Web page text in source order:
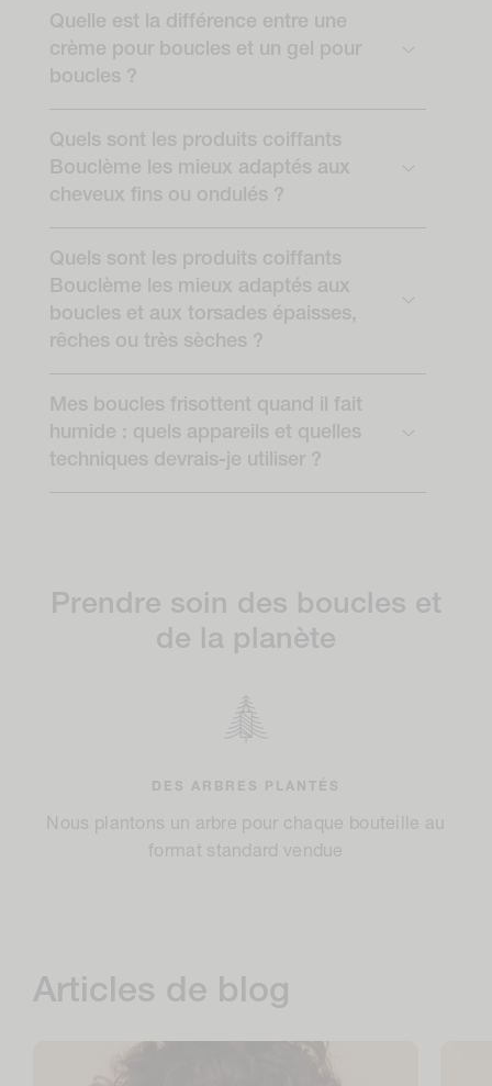
Quelle est la différence entre une
crème pour boucles et un gel pour
boucles ?
Quels sont les produits coiffants
Bouclème les mieux adaptés aux
cheveux fins ou ondulés ?
Quels sont les produits coiffants
Bouclème les mieux adaptés aux
boucles et aux torsades épaisses,
rêches ou très sèches ?
Mes boucles frisottent quand il fait
humide : quels appareils et quelles
techniques devrais-je utiliser ?
Prendre soin des boucles et
de la planète
DES ARBRES PLANTÉS
Nous plantons un arbre pour chaque bouteille au
format standard vendue
DES RESSOURCES RESPONSABLES
Notre production est neutre en carbone et économe
en eau
DES EMBALLAGES PRODUISANT PEU DE DÉCHETS
Nos emballages sont fabriqués à partir de
matériaux recyclés et renouvelables
DES CAUSES DÉFENDUES
Nous soutenons les communautés par le biais de
campagnes de collecte de fonds
Articles de blog